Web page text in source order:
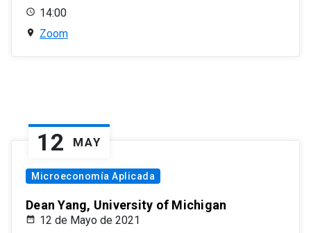
14:00
Zoom
12 MAY
Microeconomía Aplicada
Dean Yang, University of Michigan
12 de Mayo de 2021